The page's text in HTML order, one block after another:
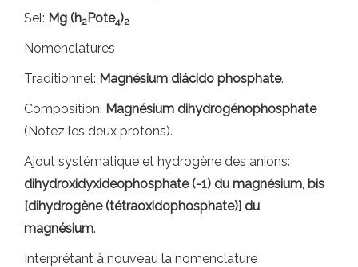
Sel: Mg (h2Pote4)2
Nomenclatures
Traditionnel: Magnésium diácido phosphate.
Composition: Magnésium dihydrogénophosphate
(Notez les deux protons).
Ajout systématique et hydrogène des anions:
dihydroxidyxideophosphate (-1) du magnésium, bis
[dihydrogène (tétraoxidophosphate)] du
magnésium.
Interprétant à nouveau la nomenclature